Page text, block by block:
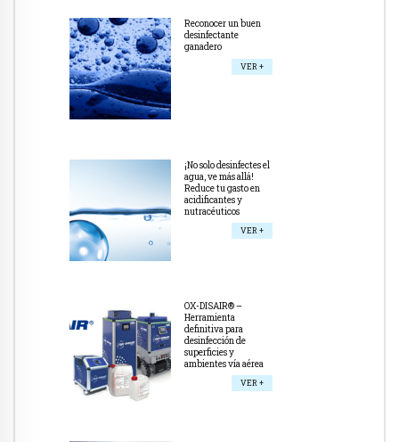
Reconocer un buen
desinfectante
ganadero
VER +
¡No solo desinfectes el
agua, ve más allá!
Reduce tu gasto en
acidificantes y
nutracéuticos
VER +
OX-DISAIR® –
Herramienta
definitiva para
desinfección de
superficies y
ambientes vía aérea
VER +